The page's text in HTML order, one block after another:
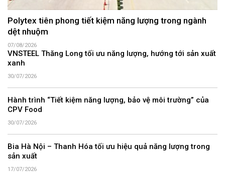
Polytex tiên phong tiết kiệm năng lượng trong ngành
dệt nhuộm
07/08/2026
VNSTEEL Thăng Long tối ưu năng lượng, hướng tới sản xuất
xanh
30/07/2026
Hành trình “Tiết kiệm năng lượng, bảo vệ môi trường” của
CPV Food
30/07/2026
Bia Hà Nội – Thanh Hóa tối ưu hiệu quả năng lượng trong
sản xuất
17/07/2026